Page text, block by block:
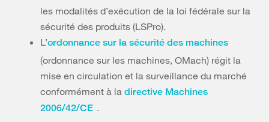
les modalités d’exécution de la loi fédérale sur la
sécurité des produits (LSPro).
L’ordonnance sur la sécurité des machines
(ordonnance sur les machines, OMach) régit la
mise en circulation et la surveillance du marché
conformément à la directive Machines
2006/42/CE .